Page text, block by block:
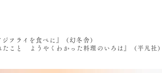
フライを食べに』（幻冬舎）
こと ようやくわかった料理のいろは』（平凡社）